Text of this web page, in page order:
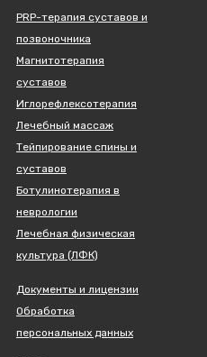
PRP-терапия суставов и
позвоночника
Магнитотерапия
суставов
Иглорефлексотерапия
Лечебный массаж
Тейпирование спины и
суставов
Ботулинотерапия в
неврологии
Лечебная физическая
культура (ЛФК)
Документы и лицензии
Обработка
персональных данных